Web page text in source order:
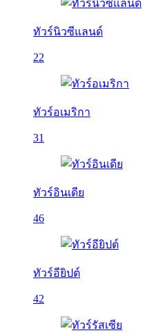
ทัวร์นิวซีแลนด์
22
ทัวร์อเมริกา
31
ทัวร์อินเดีย
46
ทัวร์อียิปต์
42